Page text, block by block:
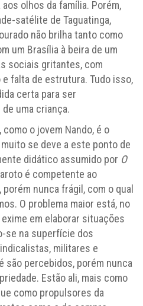
olhos da família. Porém,
satélite de Taguatinga,
não brilha tanto como
um Brasília à beira de um
sociais gritantes, com
falta de estrutura. Tudo isso,
certa para ser
uma criança.
o jovem Nando, é o
se deve a este ponto de
didático assumido por O
é competente ao
nunca frágil, com o qual
O problema maior está, no
em elaborar situações
se na superfície dos
militares e
percebidos, porém nunca
Estão ali, mais como
como propulsores da